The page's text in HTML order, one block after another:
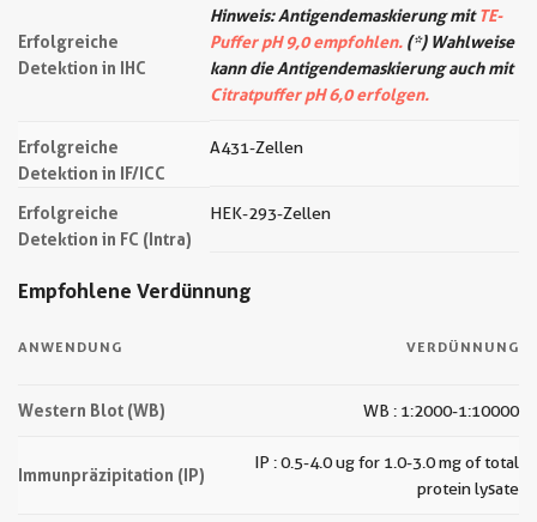
Erfolgreiche
Detektion in IHC
Hinweis: Antigendemaskierung mitTE-
Puffer pH 9,0 empfohlen. (*) Wahlweise
kann die Antigendemaskierung auch mit
Citratpuffer pH 6,0 erfolgen.
Erfolgreiche
Detektion in IF/ICC
A431-Zellen
Erfolgreiche
Detektion in FC (Intra)
HEK-293-Zellen
Empfohlene Verdünnung
ANWENDUNG VERDÜNNUNG
Western Blot (WB) WB : 1:2000-1:10000
Immunpräzipitation (IP)
IP : 0.5-4.0 ug for 1.0-3.0 mg of total
protein lysate